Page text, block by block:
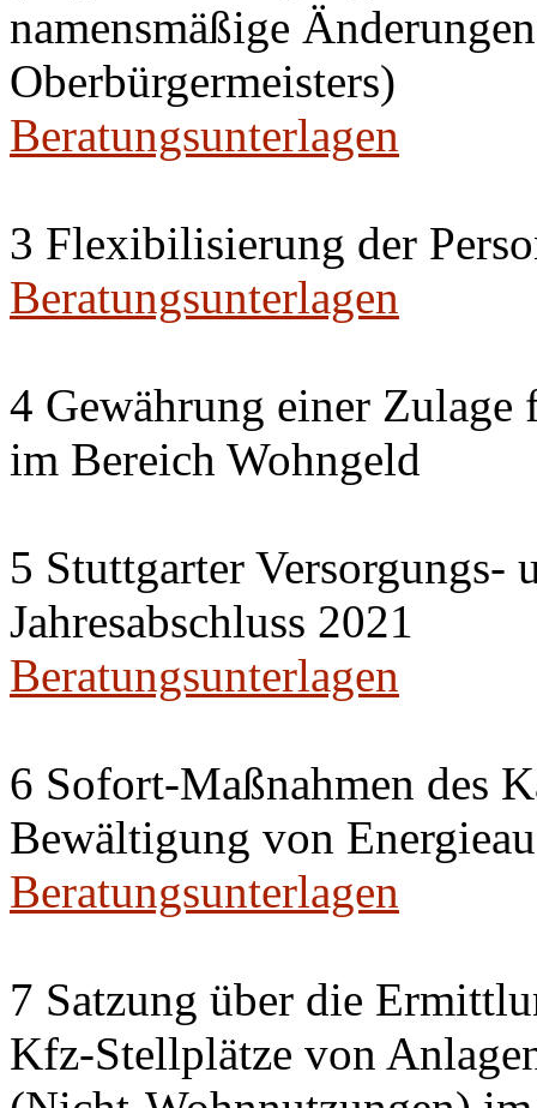
namensmäßige
Oberbürgermeisters)
Beratungsunterlagen
3 Flexibilisierung der
Beratungsunterlagen
4 Gewährung einer
im Bereich Wohngeld
5 Stuttgarter Versorgungs-
Jahresabschluss 2021
Beratungsunterlagen
6 Sofort-Maßnahmen des
Bewältigung von
Beratungsunterlagen
7 Satzung über die
Kfz-Stellplätze von